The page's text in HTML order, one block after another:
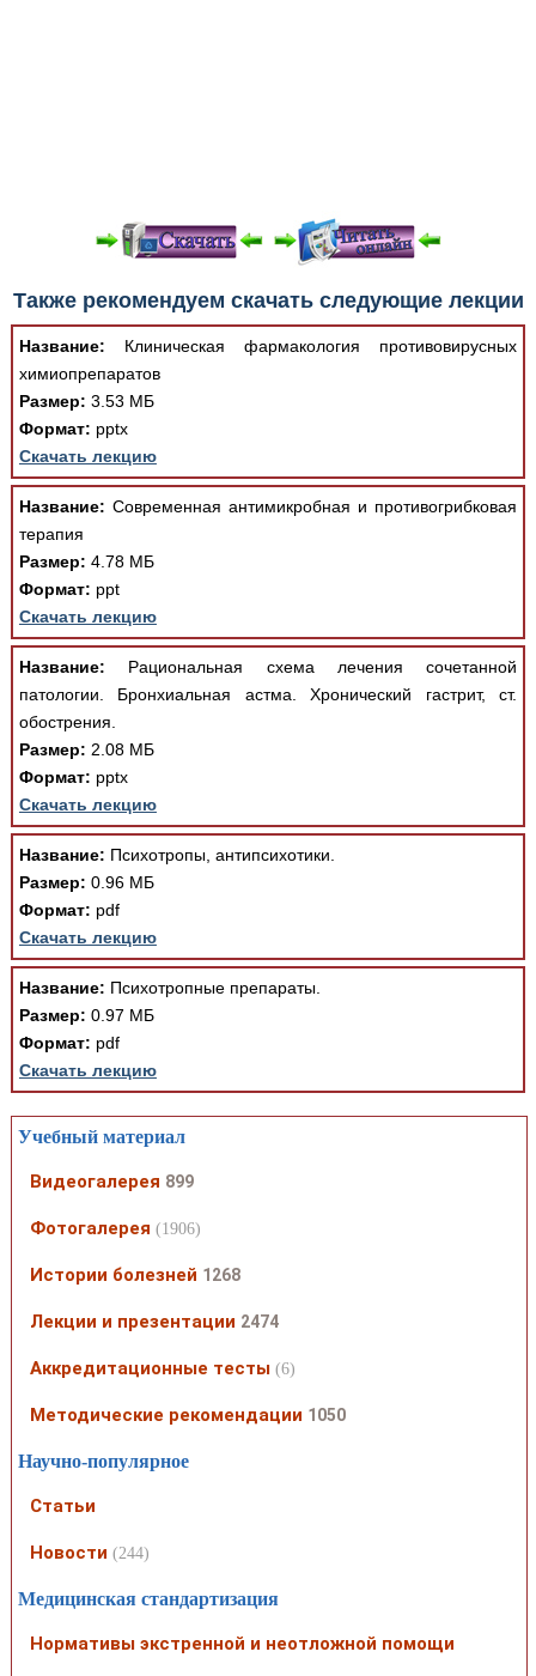
При просмотре в режиме "Читать онлайн" возможны
различные ошибки отображения документа в результате
отсутствия поддержки Вашим браузером шрифтов и
изменения размеров исходных шаблонов. При
скачивании документа данная ошибка устраняется Вашим
программным обеспечением автоматически.
Также рекомендуем скачать следующие лекции
Название: Клиническая фармакология противовирусных
химиопрепаратов
Размер: 3.53 МБ
Формат: pptx
Скачать лекцию
Название: Современная антимикробная и противогрибковая
терапия
Размер: 4.78 МБ
Формат: ppt
Скачать лекцию
Название: Рациональная схема лечения сочетанной
патологии. Бронхиальная астма. Хронический гастрит, ст.
обострения.
Размер: 2.08 МБ
Формат: pptx
Скачать лекцию
Название: Психотропы, антипсихотики.
Размер: 0.96 МБ
Формат: pdf
Скачать лекцию
Название: Психотропные препараты.
Размер: 0.97 МБ
Формат: pdf
Скачать лекцию
Учебный материал
Видеогалерея 899
Фотогалерея (1906)
Истории болезней 1268
Лекции и презентации 2474
Аккредитационные тесты (6)
Методические рекомендации 1050
Научно-популярное
Статьи
Новости (244)
Медицинская стандартизация
Нормативы экстренной и неотложной помощи